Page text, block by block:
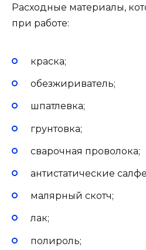
Расходные материалы,
при работе:
краска;
обезжириватель;
шпатлевка;
грунтовка;
сварочная проволока;
антистатические
малярный скотч;
лак;
полироль;